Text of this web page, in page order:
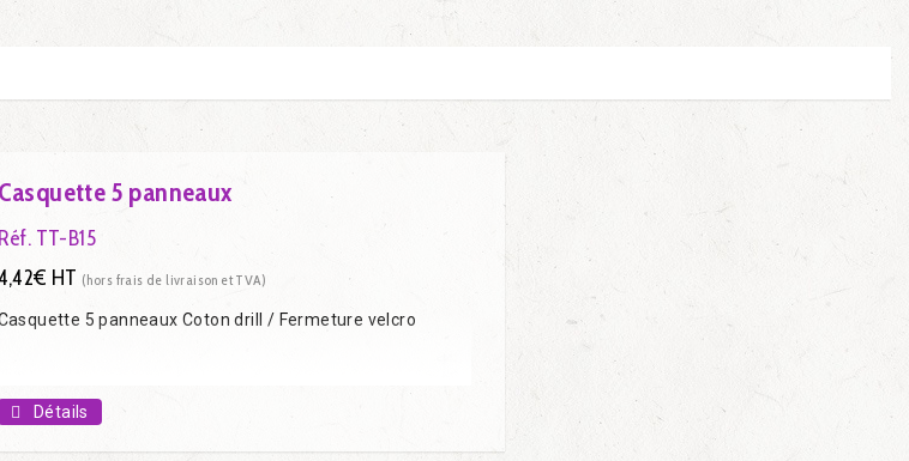
Casquette 5 panneaux
Réf. TT-B15
HT (hors frais de livraison et TVA)
5 panneaux Coton drill / Fermeture velcro
Détails